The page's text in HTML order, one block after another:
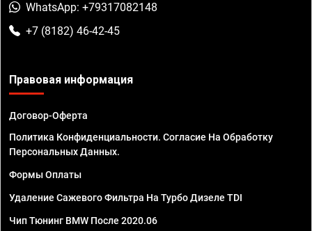
WhatsApp: +79317082148
+7 (8182) 46-42-45
Правовая информация
Договор-Оферта
Политика Конфиденциальности. Согласие На Обработку
Персональных Данных.
Формы Оплаты
Удаление Сажевого Фильтра На Турбо Дизеле TDI
Чип Тюнинг BMW После 2020.06